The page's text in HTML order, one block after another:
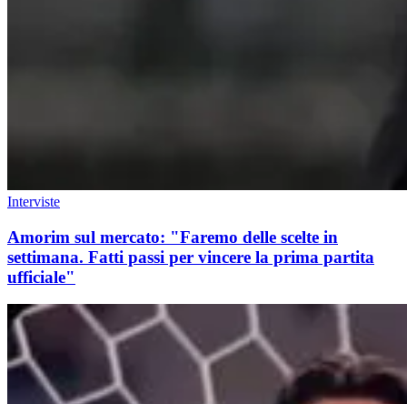
Interviste
Amorim sul mercato: "Faremo delle scelte in
settimana. Fatti passi per vincere la prima partita
ufficiale"